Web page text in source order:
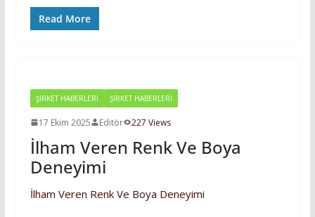
Read More
ŞİRKET HABERLERİ ŞIRKET HABERLERI
17 Ekim 2025 Editör 227 Views
İlham Veren Renk Ve Boya
Deneyimi
İlham Veren Renk Ve Boya Deneyimi